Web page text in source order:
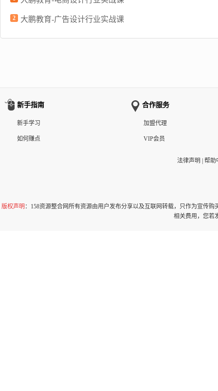
2 大鹏教育-广告设计行业实战课
新手指南
新手学习
如何赚点
合作服务
加盟代理
VIP会员
法律声明 帮助
版权声明 ：158资源整合网所有资源由用户发布分享以及互联网转载，只作为宣传
相关费用，您若